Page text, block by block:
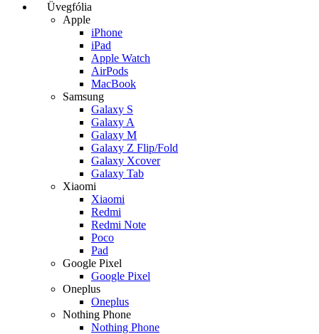
Üvegfólia
Apple
iPhone
iPad
Apple Watch
AirPods
MacBook
Samsung
Galaxy S
Galaxy A
Galaxy M
Galaxy Z Flip/Fold
Galaxy Xcover
Galaxy Tab
Xiaomi
Xiaomi
Redmi
Redmi Note
Poco
Pad
Google Pixel
Google Pixel
Oneplus
Oneplus
Nothing Phone
Nothing Phone